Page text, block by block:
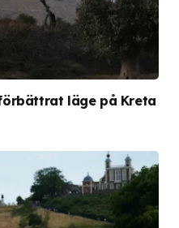
läge på Kreta